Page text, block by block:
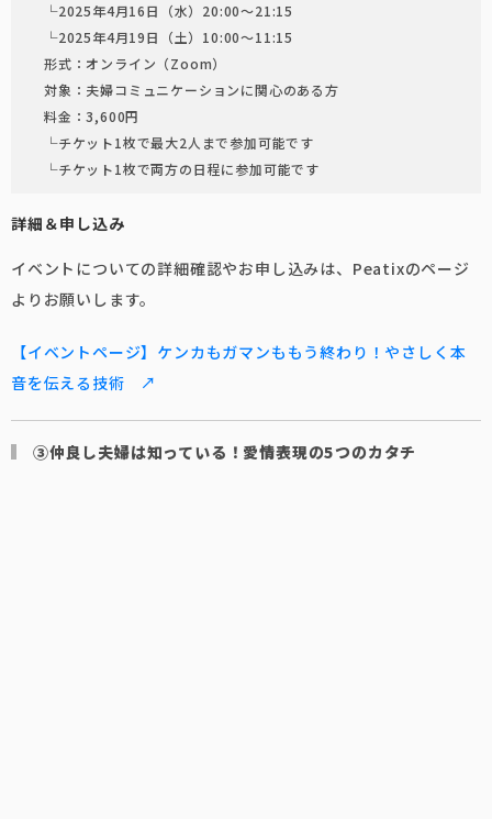
└2025年4月16日（水）20:00〜21:15
└2025年4月19日（土）10:00〜11:15
形式：オンライン（Zoom）
対象：夫婦コミュニケーションに関心のある方
料金：3,600円
└チケット1枚で最大2人まで参加可能です
└チケット1枚で両方の日程に参加可能です
詳細＆申し込み
イベントについての詳細確認やお申し込みは、Peatixのページ
よりお願いします。
【イベントページ】ケンカもガマンももう終わり！やさしく本
音を伝える技術 ↗
③仲良し夫婦は知っている！愛情表現の5つのカタチ